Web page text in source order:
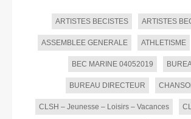
ARTISTES BECISTES ARTISTES
ASSEMBLEE GENERALE ATHLETISME
BEC MARINE 04052019
BUREAU DIRECTEUR
CLSH – Jeunesse – Loisirs – Vacances